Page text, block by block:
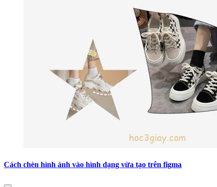
Cách chèn hình ảnh vào hình dạng vừa tạo trên figma